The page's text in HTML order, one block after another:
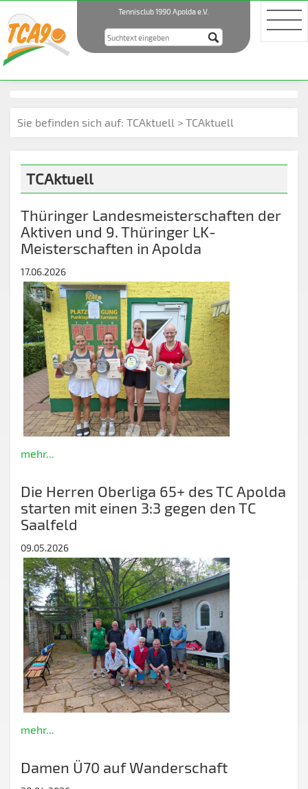
Tennisclub 1990 Apolda e.V.
Sie befinden sich auf: TCAktuell > TCAktuell
TCAktuell
Thüringer Landesmeisterschaften der
Aktiven und 9. Thüringer LK-
Meisterschaften in Apolda
17.06.2026
mehr...
Die Herren Oberliga 65+ des TC Apolda
starten mit einen 3:3 gegen den TC
Saalfeld
09.05.2026
mehr...
Damen Ü70 auf Wanderschaft